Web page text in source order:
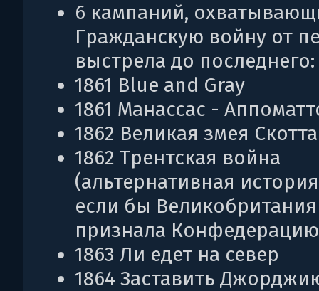
6 кампаний,
Гражданскую войну от
выстрела до последнего:
1861 Blue and Gray
1861 Манассас -
1862 Великая змея Скотта
1862 Трентская война
(альтернативная
если бы Великобритания
признала
1863 Ли едет на север
1864 Заставить